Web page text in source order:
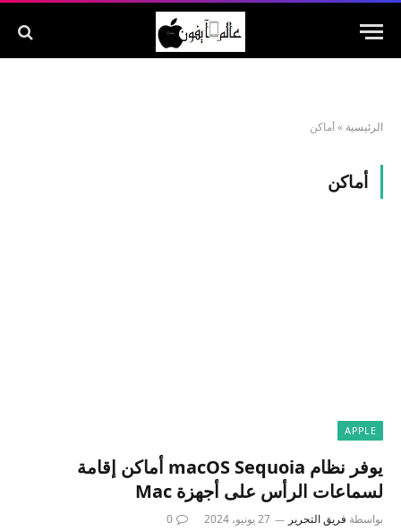
الرئيسية »أماكن
أماكن
APPLE
يوفر نظام macOS Sequoia أماكن إقامة
لسماعات الرأس على أجهزة Mac
بواسطة فريق التحرير 27 يونيو، 2024 0